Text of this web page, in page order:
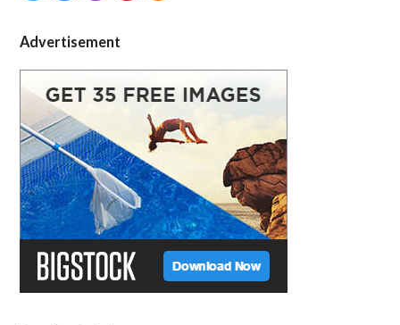
i
t
t
e
r
c
e
b
o
o
k
s
t
a
r
a
m
t
e
e
s
t
Advertisement